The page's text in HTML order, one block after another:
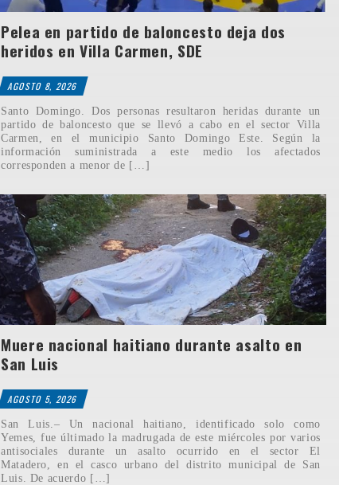
Pelea en partido de baloncesto deja dos
heridos en Villa Carmen, SDE
AGOSTO 8, 2026
Santo Domingo. Dos personas resultaron heridas durante un
partido de baloncesto que se llevó a cabo en el sector Villa
Carmen, en el municipio Santo Domingo Este. Según la
información suministrada a este medio los afectados
corresponden a menor de […]
Muere nacional haitiano durante asalto en
San Luis
AGOSTO 5, 2026
San Luis.– Un nacional haitiano, identificado solo como
Yemes, fue últimado la madrugada de este miércoles por varios
antisociales durante un asalto ocurrido en el sector El
Matadero, en el casco urbano del distrito municipal de San
Luis. De acuerdo […]